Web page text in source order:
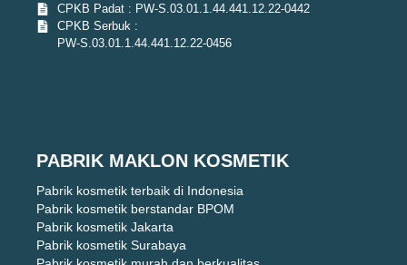
CPKB Padat : PW-S.03.01.1.44.441.12.22-0442
CPKB Serbuk :
PW-S.03.01.1.44.441.12.22-0456
PABRIK MAKLON KOSMETIK
Pabrik kosmetik terbaik di Indonesia
Pabrik kosmetik berstandar BPOM
Pabrik kosmetik Jakarta
Pabrik kosmetik Surabaya